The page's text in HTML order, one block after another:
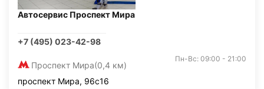
Автосервис Проспект Мира
+7 (495) 023-42-98
Проспект Мира(0,4 км)
Пн-Вс: 09:00 - 21:00
проспект Мира, 96с16